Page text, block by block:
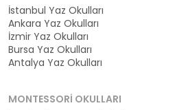
İstanbul Yaz Okulları
Ankara Yaz Okulları
İzmir Yaz Okulları
Bursa Yaz Okulları
Antalya Yaz Okulları
MONTESSORI OKULLARI